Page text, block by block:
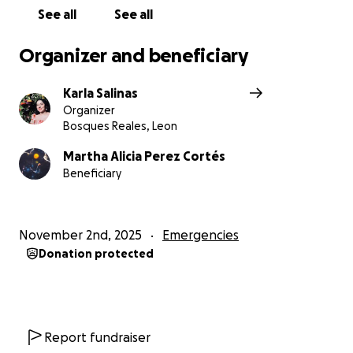
See all See all
Organizer and beneficiary
Karla Salinas
Organizer
Bosques Reales, Leon
Martha Alicia Perez Cortés
Beneficiary
November 2nd, 2025 Emergencies
Donation protected
Report fundraiser